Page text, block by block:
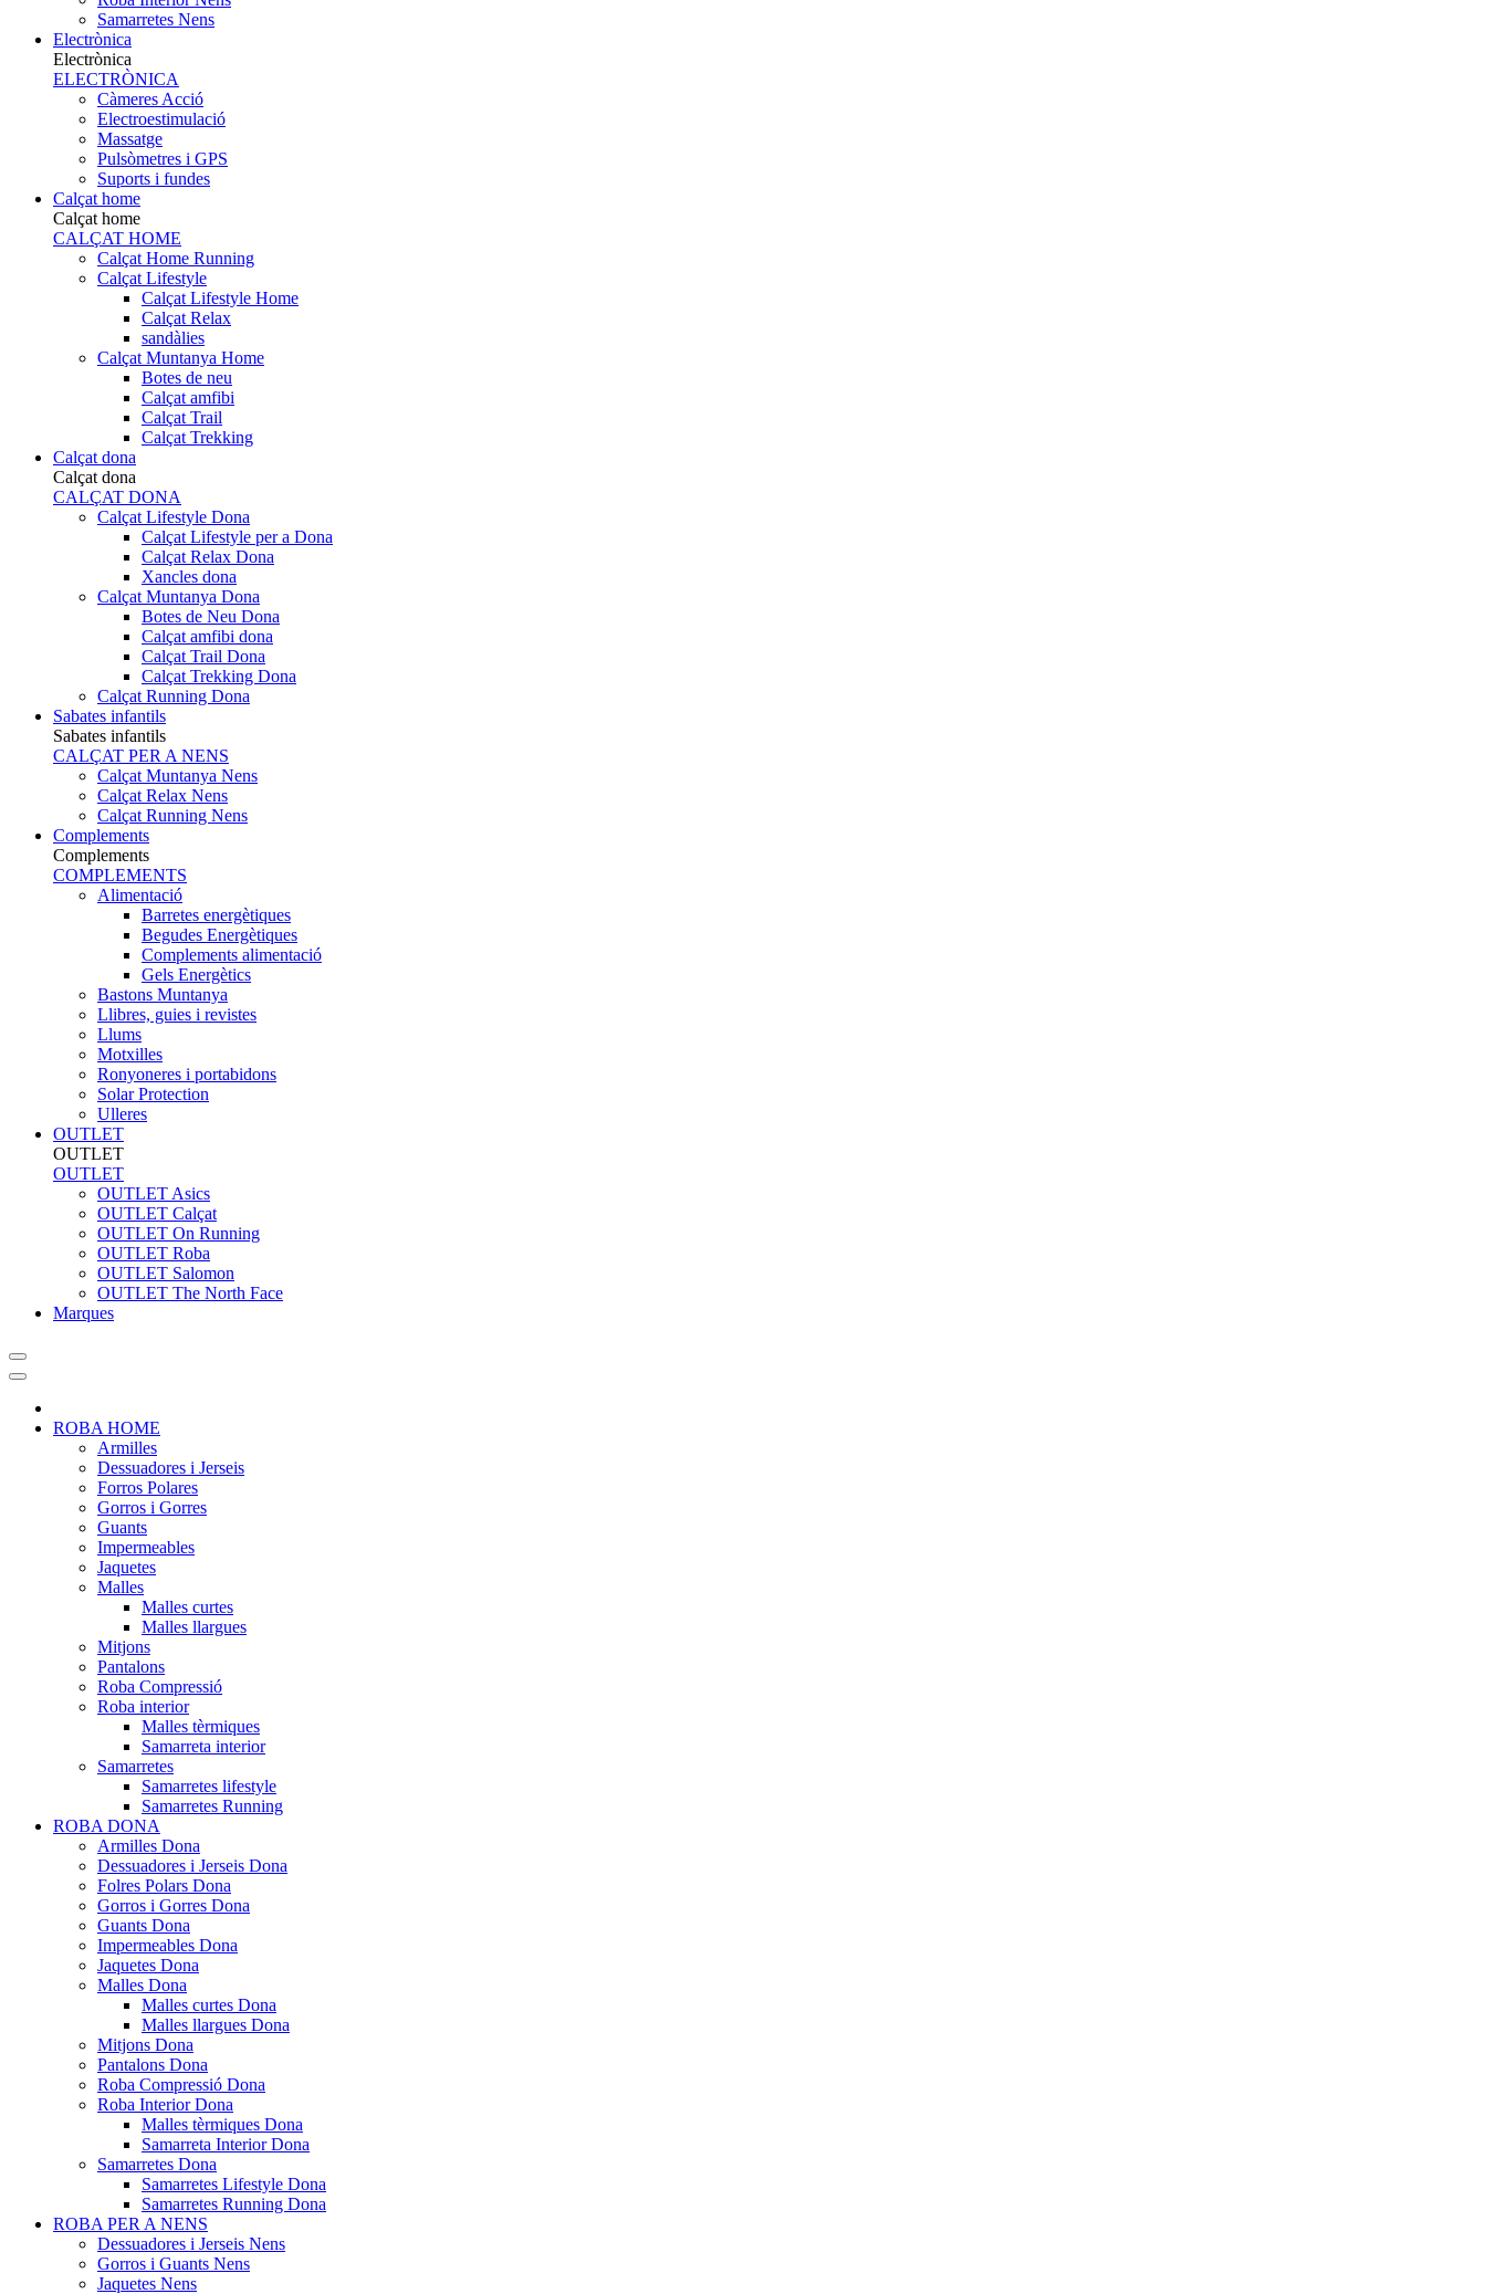
Samarretes Nens
Electrònica
Electrònica
ELECTRÒNICA
Càmeres Acció
Electroestimulació
Massatge
Pulsòmetres i GPS
Suports i fundes
Calçat home
Calçat home
CALÇAT HOME
Calçat Home Running
Calçat Lifestyle
Calçat Lifestyle Home
Calçat Relax
sandàlies
Calçat Muntanya Home
Botes de neu
Calçat amfibi
Calçat Trail
Calçat Trekking
Calçat dona
Calçat dona
CALÇAT DONA
Calçat Lifestyle Dona
Calçat Lifestyle per a Dona
Calçat Relax Dona
Xancles dona
Calçat Muntanya Dona
Botes de Neu Dona
Calçat amfibi dona
Calçat Trail Dona
Calçat Trekking Dona
Calçat Running Dona
Sabates infantils
Sabates infantils
CALÇAT PER A NENS
Calçat Muntanya Nens
Calçat Relax Nens
Calçat Running Nens
Complements
Complements
COMPLEMENTS
Alimentació
Barretes energètiques
Begudes Energètiques
Complements alimentació
Gels Energètics
Bastons Muntanya
Llibres, guies i revistes
Llums
Motxilles
Ronyoneres i portabidons
Solar Protection
Ulleres
OUTLET
OUTLET
OUTLET
OUTLET Asics
OUTLET Calçat
OUTLET On Running
OUTLET Roba
OUTLET Salomon
OUTLET The North Face
Marques
ROBA HOME
Armilles
Dessuadores i Jerseis
Forros Polares
Gorros i Gorres
Guants
Impermeables
Jaquetes
Malles
Malles curtes
Malles llargues
Mitjons
Pantalons
Roba Compressió
Roba interior
Malles tèrmiques
Samarreta interior
Samarretes
Samarretes lifestyle
Samarretes Running
ROBA DONA
Armilles Dona
Dessuadores i Jerseis Dona
Folres Polars Dona
Gorros i Gorres Dona
Guants Dona
Impermeables Dona
Jaquetes Dona
Malles Dona
Malles curtes Dona
Malles llargues Dona
Mitjons Dona
Pantalons Dona
Roba Compressió Dona
Roba Interior Dona
Malles tèrmiques Dona
Samarreta Interior Dona
Samarretes Dona
Samarretes Lifestyle Dona
Samarretes Running Dona
ROBA PER A NENS
Dessuadores i Jerseis Nens
Gorros i Guants Nens
Jaquetes Nens